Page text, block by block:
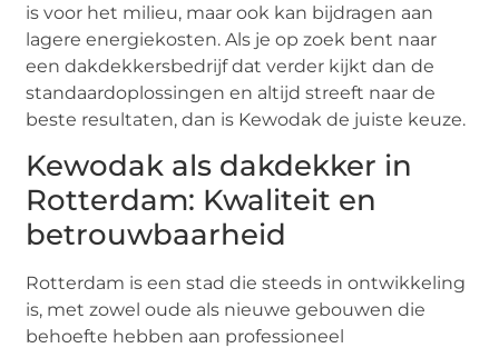
is voor het milieu, maar ook kan bijdragen aan
lagere energiekosten. Als je op zoek bent naar
een dakdekkersbedrijf dat verder kijkt dan de
standaardoplossingen en altijd streeft naar de
beste resultaten, dan is Kewodak de juiste keuze.
Kewodak als dakdekker in
Rotterdam: Kwaliteit en
betrouwbaarheid
Rotterdam is een stad die steeds in ontwikkeling
is, met zowel oude als nieuwe gebouwen die
behoefte hebben aan professioneel